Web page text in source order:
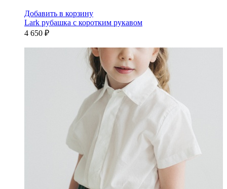
Добавить в корзину
Lark рубашка с коротким рукавом
4 650 ₽